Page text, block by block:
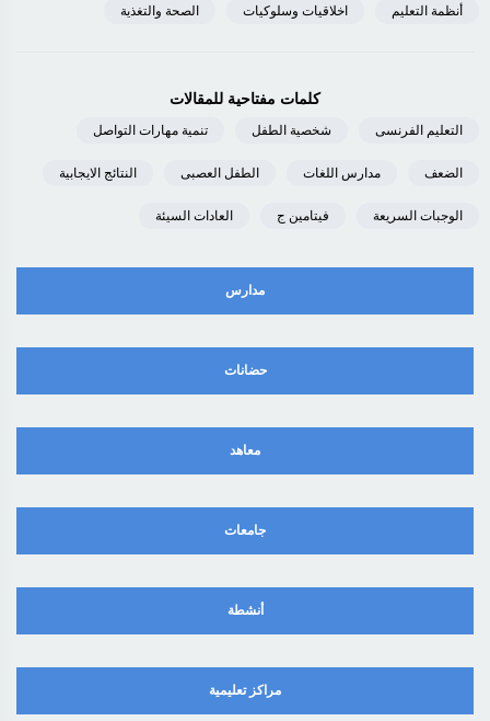
أنظمة التعليم اخلاقيات وسلوكيات الصحة والتغذية
كلمات مفتاحية للمقالات
التعليم الفرنسى شخصية الطفل تنمية مهارات التواصل
الضعف مدارس اللغات الطفل العصبى النتائج الايجابية
الوجبات السريعة فيتامين ج العادات السيئة
مدارس
حضانات
معاهد
جامعات
أنشطة
مراكز تعليمية